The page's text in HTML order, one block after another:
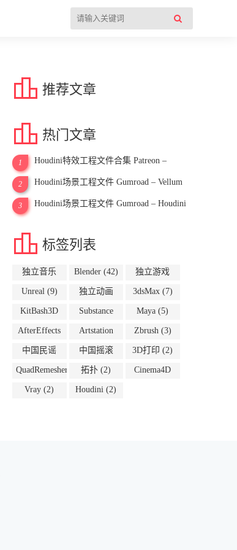
 推荐文章
 热门文章
1
Houdini特效工程文件合集 Patreon –
2
Houdini场景工程文件 Gumroad – Vellum
Scene
3
Houdini场景工程文件 Gumroad – Houdini
 标签列表
独立音乐
Blender(42)
独立游戏
Unreal(9)
独立动画
3dsMax(7)
KitBash3D
Substance
Maya (5)
AfterEffects
Artstation
Zbrush(3)
中国民谣
中国摇滚
3D打印 (2)
QuadRemesher
拓扑 (2)
Cinema4D
Vray (2) Houdini (2)